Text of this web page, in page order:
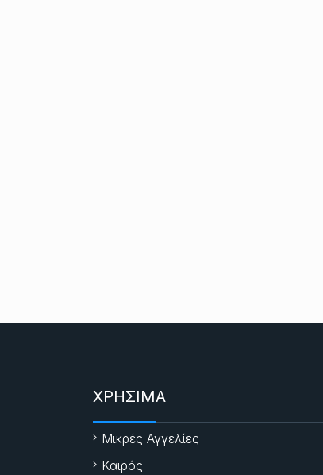
ΧΡΗΣΙΜΑ
Μικρές Αγγελίες
Καιρός